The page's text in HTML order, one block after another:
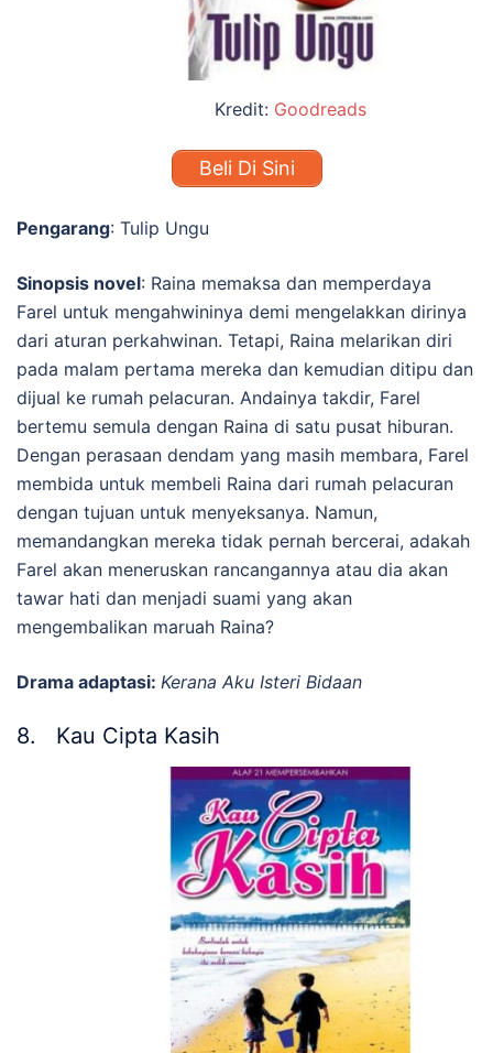
Kredit: Goodreads
Beli Di Sini
Pengarang: Tulip Ungu
Sinopsis novel: Raina memaksa dan memperdaya
Farel untuk mengahwininya demi mengelakkan dirinya
dari aturan perkahwinan. Tetapi, Raina melarikan diri
pada malam pertama mereka dan kemudian ditipu dan
dijual ke rumah pelacuran. Andainya takdir, Farel
bertemu semula dengan Raina di satu pusat hiburan.
Dengan perasaan dendam yang masih membara, Farel
membida untuk membeli Raina dari rumah pelacuran
dengan tujuan untuk menyeksanya. Namun,
memandangkan mereka tidak pernah bercerai, adakah
Farel akan meneruskan rancangannya atau dia akan
tawar hati dan menjadi suami yang akan
mengembalikan maruah Raina?
Drama adaptasi: Kerana Aku Isteri Bidaan
8. Kau Cipta Kasih